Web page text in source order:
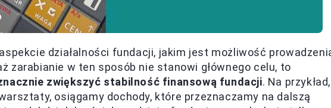
działalności fundacji, jakim jest możliwość
zarabianie w ten sposób nie stanowi głównego celu, to
zwiększyć stabilność finansową fundacji. Na przykład,
osiągamy dochody, które przeznaczamy na dalszą